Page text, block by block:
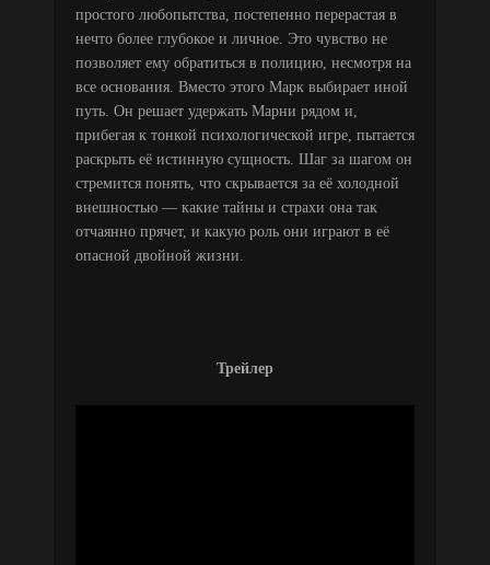
простого любопытства, постепенно перерастая в
нечто более глубокое и личное. Это чувство не
позволяет ему обратиться в полицию, несмотря на
все основания. Вместо этого Марк выбирает иной
путь. Он решает удержать Марни рядом и,
прибегая к тонкой психологической игре, пытается
раскрыть её истинную сущность. Шаг за шагом он
стремится понять, что скрывается за её холодной
внешностью — какие тайны и страхи она так
отчаянно прячет, и какую роль они играют в её
опасной двойной жизни.
Трейлер